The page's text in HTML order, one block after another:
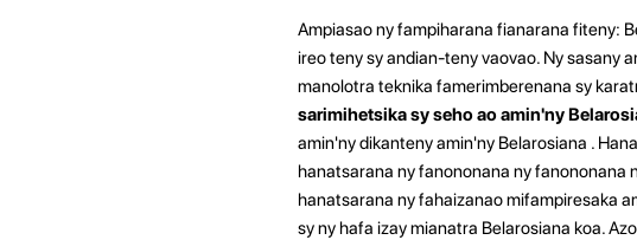
Ampiasao ny fampiharana fianarana fiteny:
ireo teny sy andian-teny vaovao. Ny sasany
manolotra teknika famerimberenana sy
sarimihetsika sy seho ao amin'ny
amin'ny dikanteny amin'ny Belarosiana .
hanatsarana ny fanononana ny fanononana
hanatsarana ny fahaizanao mifampiresaka
sy ny hafa izay mianatra Belarosiana koa.